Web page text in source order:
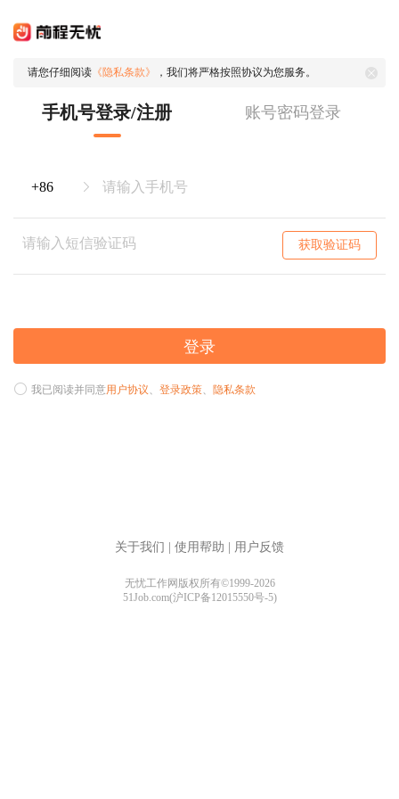
请您仔细阅读 《隐私条款》 ，我们将严格按照协议为您服务。
手机号登录/注册 账号密码登录
获取验证码
登录
我已阅读并同意用户协议、 登录政策、 隐私条款
关于我们 使用帮助 用户反馈
无忧工作网版权所有©1999-2026
51Job.com(沪ICP备12015550号-5)